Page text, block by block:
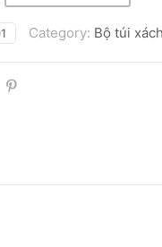
Category: Bộ túi